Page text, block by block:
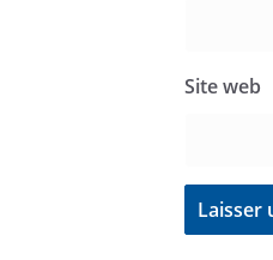
Site web